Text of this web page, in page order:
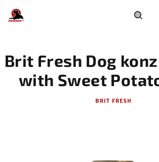
obsah
Brit Fresh Dog
with Sweet
BRIT FRESH